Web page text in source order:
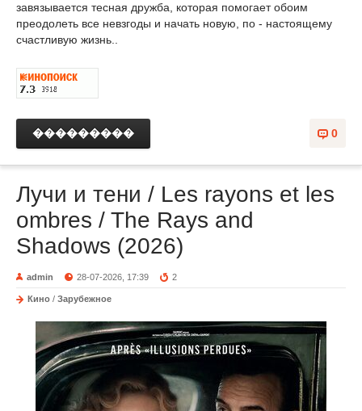
завязывается тесная дружба, которая помогает обоим
преодолеть все невзгоды и начать новую, по - настоящему
счастливую жизнь..
0
���������
Лучи и тени / Les rayons et les
ombres / The Rays and
Shadows (2026)
admin 28-07-2026, 17:39 2
Кино / Зарубежное